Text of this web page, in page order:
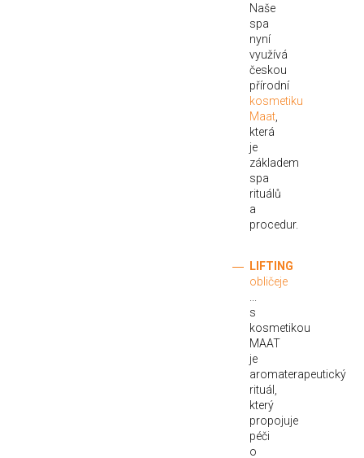
Naše
spa
nyní
využívá
českou
přírodní
kosmetiku
Maat,
která
je
základem
spa
rituálů
a
procedur.
LIFTING
obličeje
...
s
kosmetikou
MAAT
je
aromaterapeutický
rituál,
který
propojuje
péči
o